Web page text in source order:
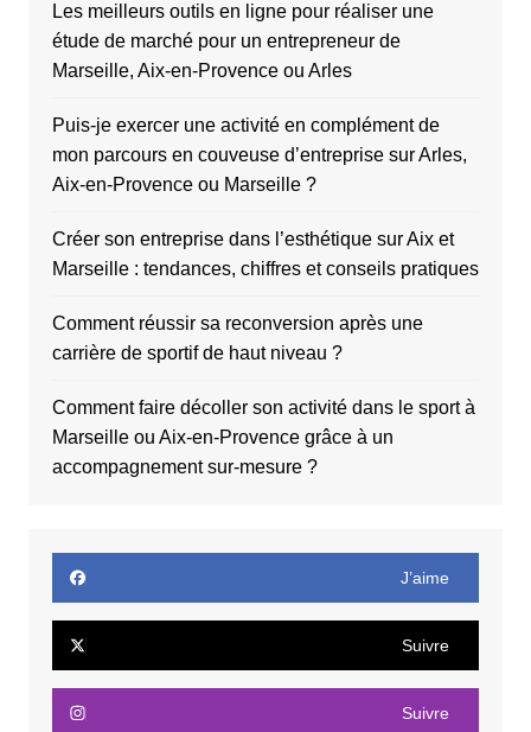
Les meilleurs outils en ligne pour réaliser une
étude de marché pour un entrepreneur de
Marseille, Aix-en-Provence ou Arles
Puis-je exercer une activité en complément de
mon parcours en couveuse d’entreprise sur Arles,
Aix-en-Provence ou Marseille ?
Créer son entreprise dans l’esthétique sur Aix et
Marseille : tendances, chiffres et conseils pratiques
Comment réussir sa reconversion après une
carrière de sportif de haut niveau ?
Comment faire décoller son activité dans le sport à
Marseille ou Aix-en-Provence grâce à un
accompagnement sur-mesure ?
J’aime
Suivre
Suivre